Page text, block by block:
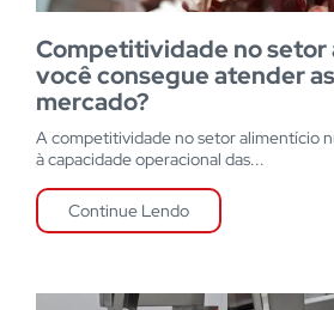
Competitividade no setor
você consegue atender
mercado?
A competitividade no setor alimentício
à capacidade operacional das...
Continue Lendo